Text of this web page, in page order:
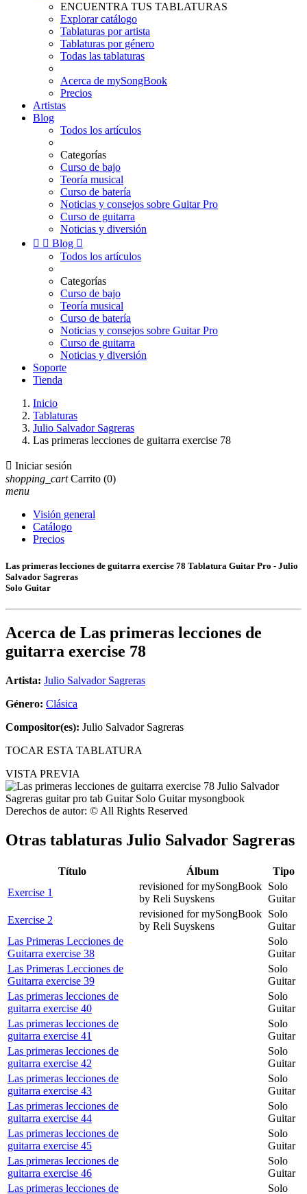
ENCUENTRA TUS TABLATURAS
Explorar catálogo
Tablaturas por artista
Tablaturas por género
Todas las tablaturas
Acerca de mySongBook
Precios
Artistas
Blog
Todos los artículos
Categorías
Curso de bajo
Teoría musical
Curso de batería
Noticias y consejos sobre Guitar Pro
Curso de guitarra
Noticias y diversión
  Blog 
Todos los artículos
Categorías
Curso de bajo
Teoría musical
Curso de batería
Noticias y consejos sobre Guitar Pro
Curso de guitarra
Noticias y diversión
Soporte
Tienda
Inicio
Tablaturas
Julio Salvador Sagreras
Las primeras lecciones de guitarra exercise 78
 Iniciar sesión
shopping_cart Carrito (0)
menu
Visión general
Catálogo
Precios
Las primeras lecciones de guitarra exercise 78 Tablatura Guitar Pro - Julio
Salvador Sagreras
Solo Guitar
Acerca de Las primeras lecciones de
guitarra exercise 78
Artista: Julio Salvador Sagreras
Género: Clásica
Compositor(es): Julio Salvador Sagreras
TOCAR ESTA TABLATURA
VISTA PREVIA
Derechos de autor: © All Rights Reserved
Otras tablaturas Julio Salvador Sagreras
Título Álbum
Tipo
Exercise 1
revisioned for mySongBook
by Reli Suyskens
Solo
Guitar
Exercise 2
revisioned for mySongBook
by Reli Suyskens
Solo
Guitar
Las Primeras Lecciones de
Guitarra exercise 38
Solo
Guitar
Las Primeras Lecciones de
Guitarra exercise 39
Solo
Guitar
Las primeras lecciones de
guitarra exercise 40
Solo
Guitar
Las primeras lecciones de
guitarra exercise 41
Solo
Guitar
Las primeras lecciones de
guitarra exercise 42
Solo
Guitar
Las primeras lecciones de
guitarra exercise 43
Solo
Guitar
Las primeras lecciones de
guitarra exercise 44
Solo
Guitar
Las primeras lecciones de
guitarra exercise 45
Solo
Guitar
Las primeras lecciones de
guitarra exercise 46
Solo
Guitar
Las primeras lecciones de
Solo